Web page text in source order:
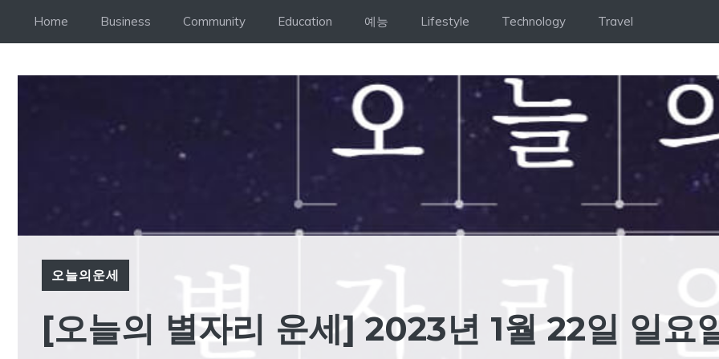
Home Business Community Education 예능 Lifestyle Technology Travel
오늘의운세
[오늘의 별자리 운세] 2023년 1월 22일 일요